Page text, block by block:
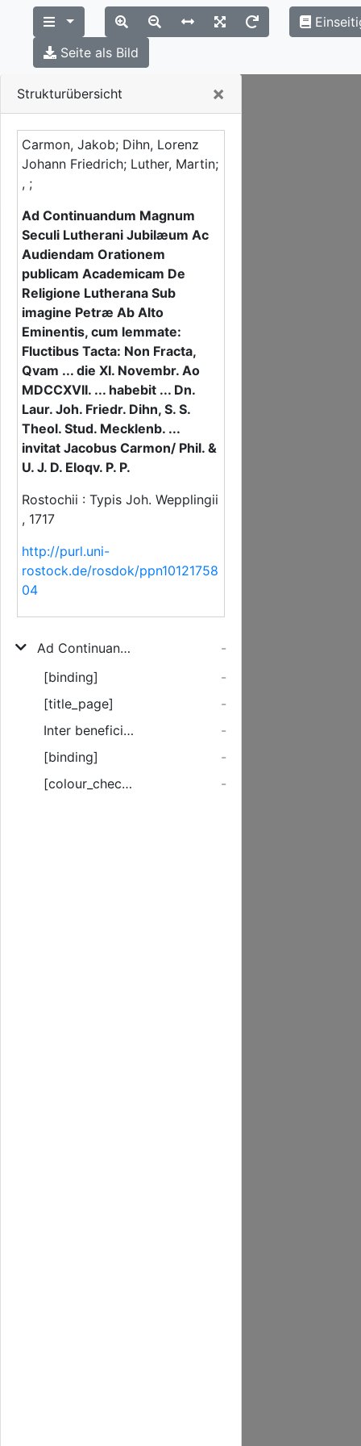
Strukturübersicht ×
Carmon, Jakob; Dihn, Lorenz
Johann Friedrich; Luther, Martin;
, ;
Ad Continuandum Magnum
Seculi Lutherani Jubilæum Ac
Audiendam Orationem
publicam Academicam De
Religione Lutherana Sub
imagine Petræ Ab Alto
Eminentis, cum lemmate:
Fluctibus Tacta: Non Fracta,
Qvam ... die XI. Novembr. Ao
MDCCXVII. ... habebit ... Dn.
Laur. Joh. Friedr. Dihn, S. S.
Theol. Stud. Mecklenb. ...
invitat Jacobus Carmon/ Phil. &
U. J. D. Eloqv. P. P.
Rostochii : Typis Joh. Wepplingii
, 1717
http://purl.uni-
rostock.de/rosdok/ppn10121758
04
Ad Continuandum Magnum Seculi Lutherani Jubilæum Ac Audiendam Orationem publicam Academicam De Religione Lutherana Sub imagine Petræ Ab Alto Eminentis, cum lemmate: Fluctibus Tacta: Non Fracta, Qvam ... die XI. Novembr. Ao MDCCXVII. ... habebit ... Dn. Laur. Joh. Friedr. Dihn, S. S. Theol. Stud. Mecklenb. ... invitat Jacobus Carmon/ Phil. & U. J. D. Eloqv. P. P.
-
[binding]
-
[title_page]
-
Inter beneficia Evangelica Summi Numinis, praecipue mente & Voce extollimus, ...
-
[binding]
-
[colour_checker]
-
Seite als Bild